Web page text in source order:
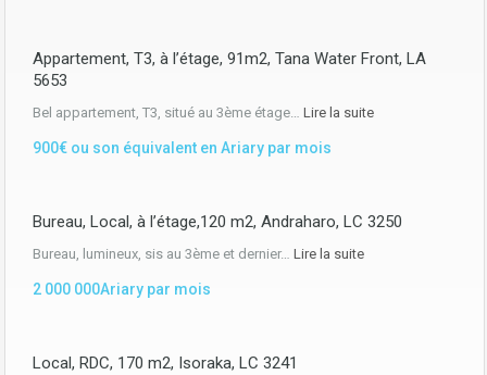
Appartement, T3, à l’étage, 91m2, Tana Water Front, LA
5653
Bel appartement, T3, situé au 3ème étage… Lire la suite
900€ ou son équivalent en Ariary par mois
Bureau, Local, à l’étage,120 m2, Andraharo, LC 3250
Bureau, lumineux, sis au 3ème et dernier… Lire la suite
2 000 000Ariary par mois
Local, RDC, 170 m2, Isoraka, LC 3241